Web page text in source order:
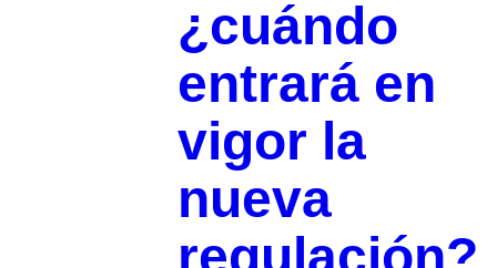
¿cuándo
entrará en
vigor la
nueva